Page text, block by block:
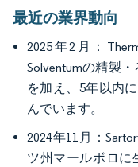
最近の業界動向
2025年2月：
Solventumの精製
を加え、5年以内
んでいます。
2024年11月：
ツ州マールボロに